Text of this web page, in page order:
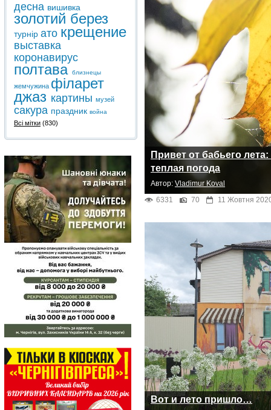
Привет от бабьего
теплая погода
Автор: Vladimur Koval
6331
70 11 Жовтня
Вот и лето пришло…
десна вишивка
золотий берез
турнір ато крещение
выставка
коронавирус
полтава близнецы
жемчужина філарет
джаз картины музей
сакура праздник война
Всі мітки (830)